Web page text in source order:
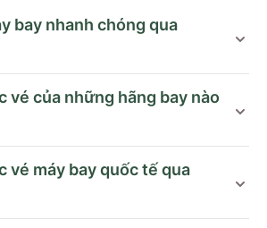
bay nhanh chóng qua
vé của những hãng bay nào
vé máy bay quốc tế qua